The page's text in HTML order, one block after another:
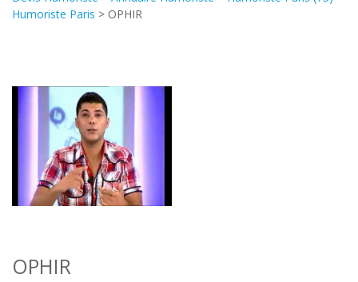
Humoriste Paris > OPHIR
OPHIR